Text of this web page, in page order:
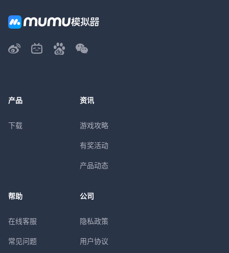
产品
下载
资讯
游戏攻略
有奖活动
产品动态
帮助
在线客服
常见问题
公司
隐私政策
用户协议